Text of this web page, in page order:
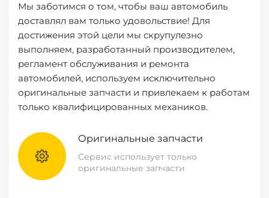
Мы заботимся о том, чтобы ваш автомобиль
доставлял вам только удовольствие! Для
достижения этой цели мы скрупулезно
выполняем, разработанный производителем,
регламент обслуживания и ремонта
автомобилей, используем исключительно
оригинальные запчасти и привлекаем к работам
только квалифицированных механиков.
Оригинальные запчасти
Сервис использует только
оригинальные запчасти